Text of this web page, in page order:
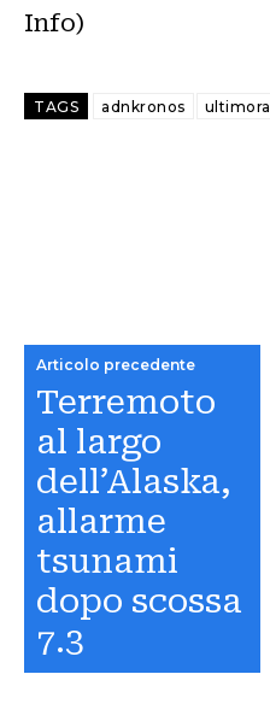
Info)
TAGS adnkronos ultimora
Articolo precedente
Terremoto
al largo
dell’Alaska,
allarme
tsunami
dopo scossa
7.3